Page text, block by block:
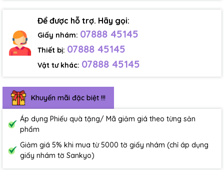
Để được hỗ trợ. Hãy gọi:
Giấy nhám: 07888 45145
Thiết bị: 07888 45145
Vật tư khác: 07888 45145
Khuyến mãi đặc biệt !!!
Áp dụng Phiếu quà tặng/ Mã giảm giá theo từng sản
phẩm
Giảm giá 5% khi mua từ 5000 tờ giấy nhám (chỉ áp dụng
giấy nhám tờ Sankyo)